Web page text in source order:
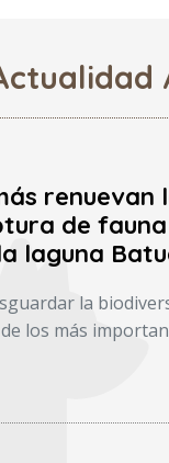
renuevan
de
laguna
la
los más